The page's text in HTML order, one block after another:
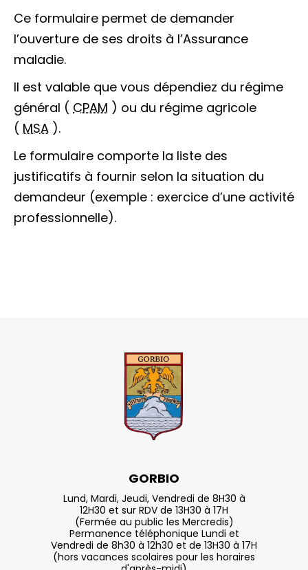
Ce formulaire permet de demander
l’ouverture de ses droits à l’Assurance
maladie.
Il est valable que vous dépendiez du régime
général ( CPAM ) ou du régime agricole
( MSA ).
Le formulaire comporte la liste des
justificatifs à fournir selon la situation du
demandeur (exemple : exercice d’une activité
professionnelle).
GORBIO
Lund, Mardi, Jeudi, Vendredi de 8H30 à
12H30 et sur RDV de 13H30 à 17H
(Fermée au public les Mercredis)
Permanence téléphonique Lundi et
Vendredi de 8h30 à 12h30 et de 13H30 à 17H
(hors vacances scolaires pour les horaires